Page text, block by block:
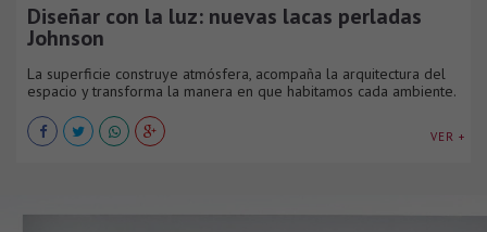
Diseñar con la luz: nuevas lacas perladas
Johnson
La superficie construye atmósfera, acompaña la arquitectura del
espacio y transforma la manera en que habitamos cada ambiente.
VER +